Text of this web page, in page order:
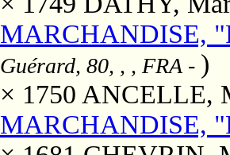
MARCHANDISE,
Guérard, 80, , , FRA - )
× 1750 ANCELLE,
MARCHANDISE,